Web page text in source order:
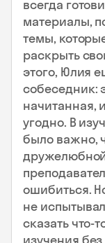
всегда
материалы,
темы,
раскрыть
этого, Юлия
собеседник:
начитанная,
угодно. В
было важно,
ошибиться.
не
сказать что-